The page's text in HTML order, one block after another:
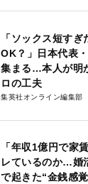
「ソックス短す
OK？」日本代表
集まる…本人が明
ロの工夫
集英社オンライン編集部
「年収1億円で家
レているのか…婚
で起きた“金銭感